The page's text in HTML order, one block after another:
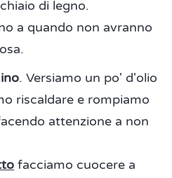
di legno.
a quando non avranno
. Versiamo un po' d'olio
riscaldare e rompiamo
attenzione a non
facciamo cuocere a